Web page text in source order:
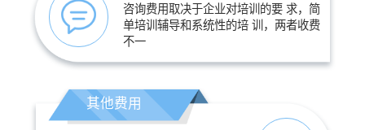
咨询费用取决于企业对培训的要 求，简
单培训辅导和系统性的培 训，两者收费
不一
其他费用